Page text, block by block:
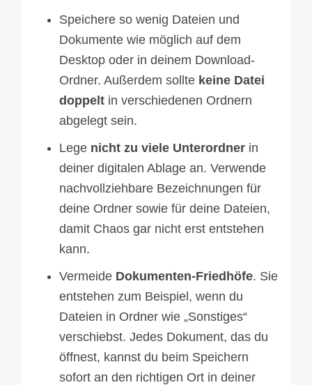
Speichere so wenig Dateien und
Dokumente wie möglich auf dem
Desktop oder in deinem Download-
Ordner. Außerdem sollte keine Datei
doppelt in verschiedenen Ordnern
abgelegt sein.
Lege nicht zu viele Unterordner in
deiner digitalen Ablage an. Verwende
nachvollziehbare Bezeichnungen für
deine Ordner sowie für deine Dateien,
damit Chaos gar nicht erst entstehen
kann.
Vermeide Dokumenten-Friedhöfe. Sie
entstehen zum Beispiel, wenn du
Dateien in Ordner wie „Sonstiges“
verschiebst. Jedes Dokument, das du
öffnest, kannst du beim Speichern
sofort an den richtigen Ort in deiner